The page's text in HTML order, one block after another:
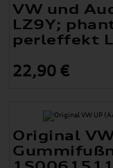
VW und
LZ9Y;
perleffekt
22,90 €
Original